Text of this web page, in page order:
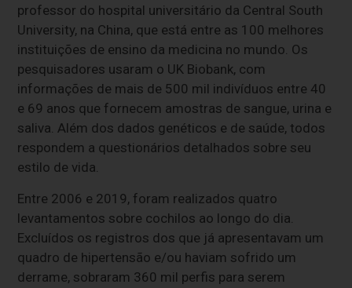
professor do hospital universitário da Central South
University, na China, que está entre as 100 melhores
instituições de ensino da medicina no mundo. Os
pesquisadores usaram o UK Biobank, com
informações de mais de 500 mil indivíduos entre 40
e 69 anos que fornecem amostras de sangue, urina e
saliva. Além dos dados genéticos e de saúde, todos
respondem a questionários detalhados sobre seu
estilo de vida.
Entre 2006 e 2019, foram realizados quatro
levantamentos sobre cochilos ao longo do dia.
Excluídos os registros dos que já apresentavam um
quadro de hipertensão e/ou haviam sofrido um
derrame, sobraram 360 mil perfis para serem